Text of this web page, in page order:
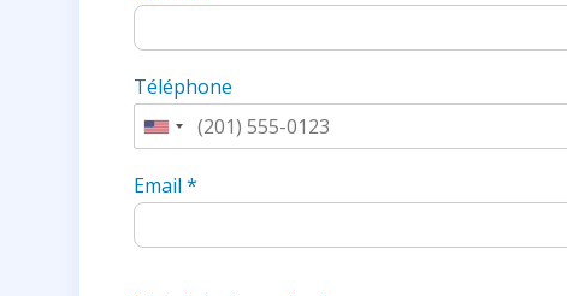
Téléphone
U
i
e
Email*